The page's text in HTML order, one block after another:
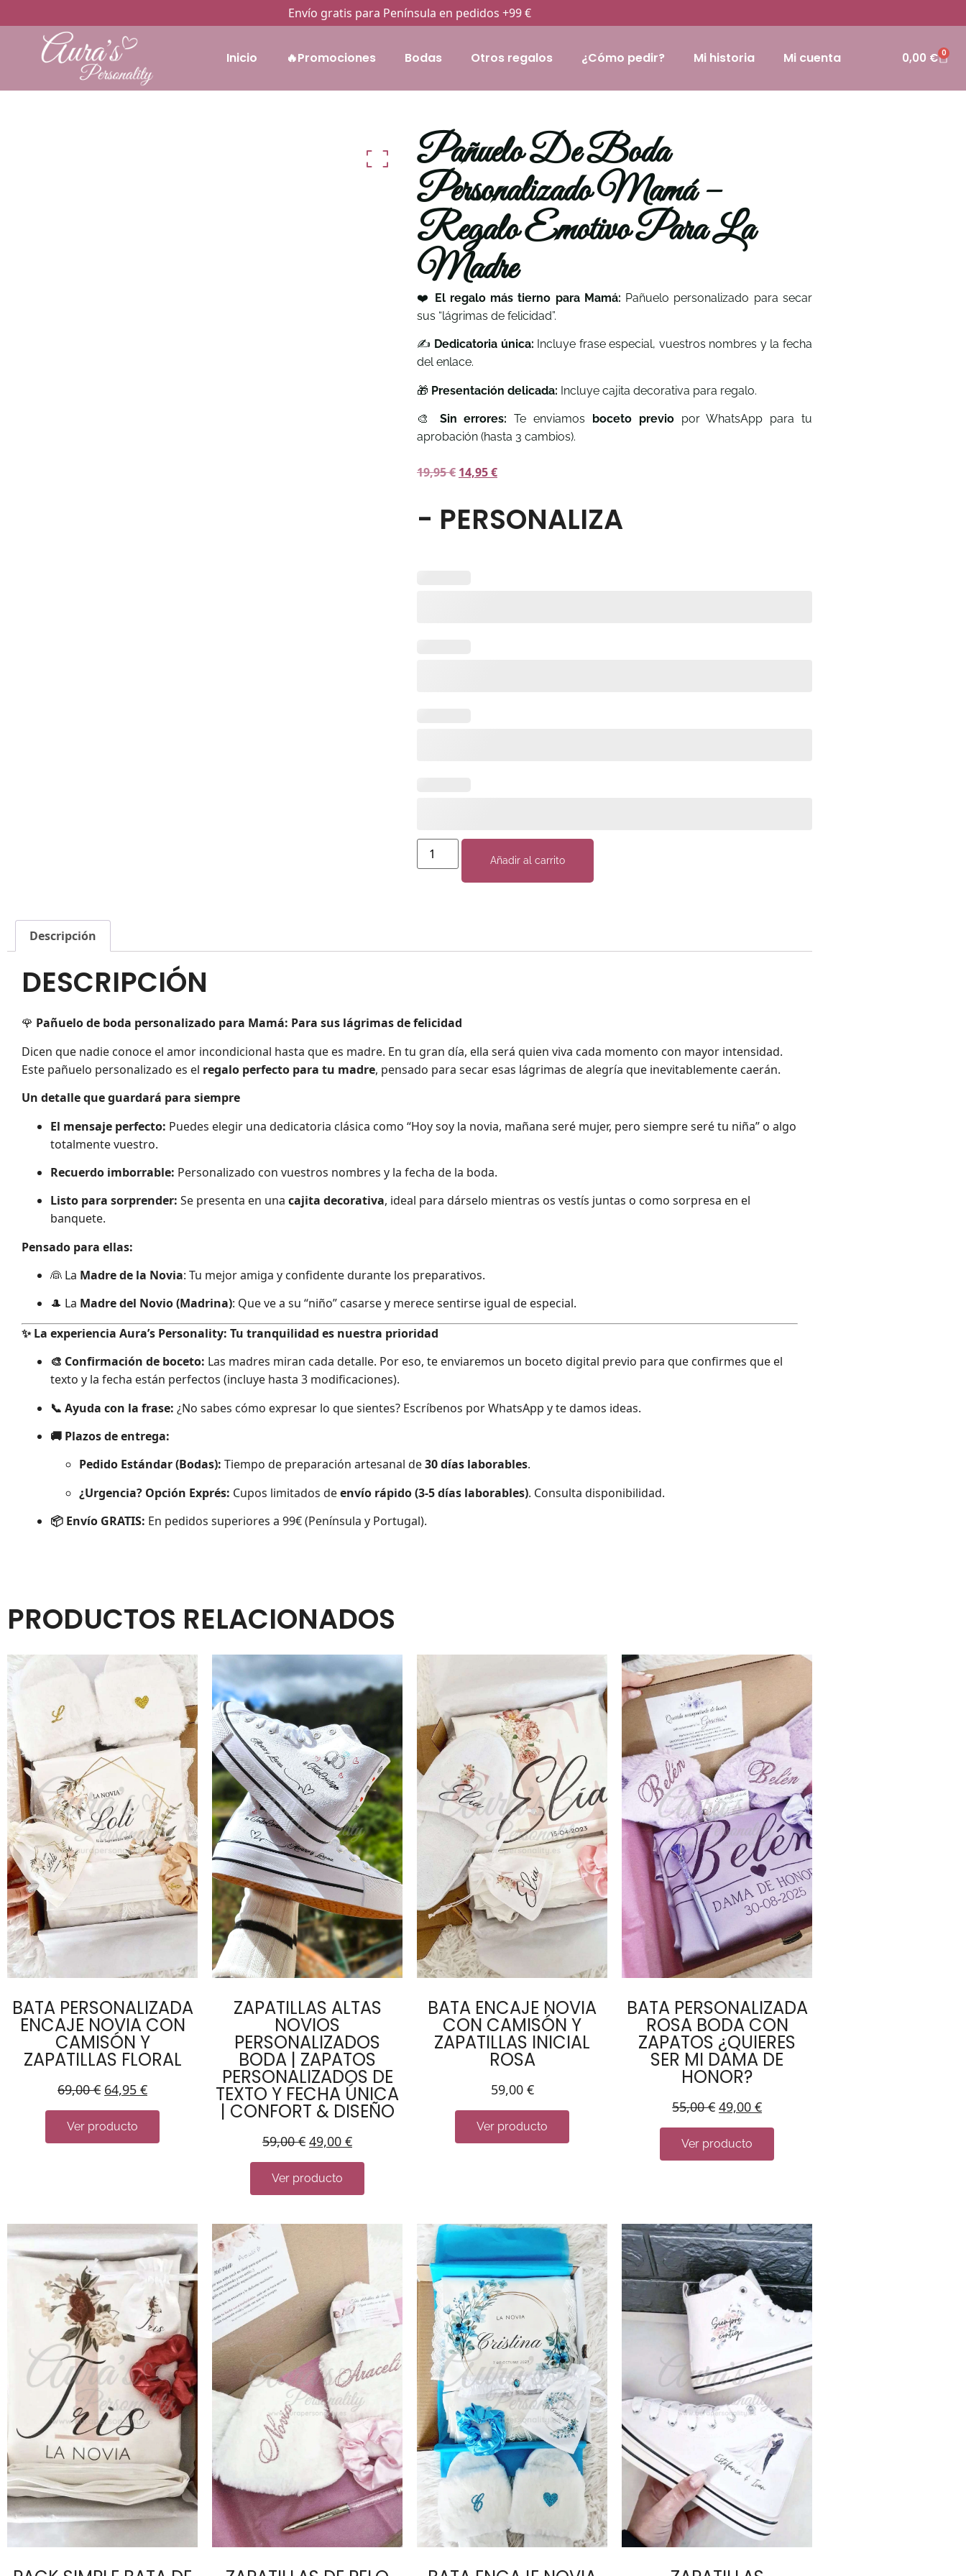
Envío gratis para Península en pedidos +99 €
Inicio 🔥Promociones Bodas Otros regalos ¿Cómo pedir? Mi historia Mi cuenta 0,00 € 0
Pañuelo De Boda
Personalizado Mamá –
Regalo Emotivo Para La
Madre
❤️ El regalo más tierno para Mamá: Pañuelo personalizado para secar
sus “lágrimas de felicidad”.
✍️ Dedicatoria única: Incluye frase especial, vuestros nombres y la fecha
del enlace.
🎁 Presentación delicada: Incluye cajita decorativa para regalo.
🎨 Sin errores: Te enviamos boceto previopor WhatsApp para tu
aprobación (hasta 3 cambios).
19,95€ 14,95€
- PERSONALIZA
Añadir al carrito
Descripción
DESCRIPCIÓN
🌹 Pañuelo de boda personalizado para Mamá: Para sus lágrimas de felicidad
Dicen que nadie conoce el amor incondicional hasta que es madre. En tu gran día, ella será quien viva cada momento con mayor intensidad.
Este pañuelo personalizado es el regalo perfecto para tu madre, pensado para secar esas lágrimas de alegría que inevitablemente caerán.
Un detalle que guardará para siempre
El mensaje perfecto: Puedes elegir una dedicatoria clásica como “Hoy soy la novia, mañana seré mujer, pero siempre seré tu niña” o algo
totalmente vuestro.
Recuerdo imborrable: Personalizado con vuestros nombres y la fecha de la boda.
Listo para sorprender: Se presenta en una cajita decorativa, ideal para dárselo mientras os vestís juntas o como sorpresa en el
banquete.
Pensado para ellas:
👰 La Madre de la Novia: Tu mejor amiga y confidente durante los preparativos.
🎩 La Madre del Novio (Madrina): Que ve a su “niño” casarse y merece sentirse igual de especial.
✨ La experiencia Aura’s Personality: Tu tranquilidad es nuestra prioridad
🎨 Confirmación de boceto: Las madres miran cada detalle. Por eso, te enviaremos un boceto digital previo para que confirmes que el
texto y la fecha están perfectos (incluye hasta 3 modificaciones).
📞 Ayuda con la frase: ¿No sabes cómo expresar lo que sientes? Escríbenos por WhatsApp y te damos ideas.
🚚 Plazos de entrega:
Pedido Estándar (Bodas): Tiempo de preparación artesanal de30 días laborables.
¿Urgencia? Opción Exprés: Cupos limitados deenvío rápido (3-5 días laborables). Consulta disponibilidad.
📦 Envío GRATIS: En pedidos superiores a 99€ (Península y Portugal).
PRODUCTOS RELACIONADOS
BATA PERSONALIZADA
ENCAJE NOVIA CON
CAMISÓN Y
ZAPATILLAS FLORAL
69,00€ 64,95 €
Ver producto
ZAPATILLAS ALTAS
NOVIOS
PERSONALIZADOS
BODA | ZAPATOS
PERSONALIZADOS DE
TEXTO Y FECHA ÚNICA
| CONFORT & DISEÑO
59,00€ 49,00 €
Ver producto
BATA ENCAJE NOVIA
CON CAMISÓN Y
ZAPATILLAS INICIAL
ROSA
59,00 €
Ver producto
BATA PERSONALIZADA
ROSA BODA CON
ZAPATOS ¿QUIERES
SER MI DAMA DE
HONOR?
55,00€ 49,00 €
Ver producto